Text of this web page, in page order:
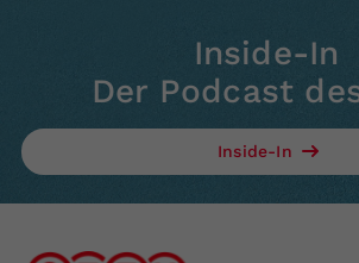
Inside-In
Der Podcast
Inside-In